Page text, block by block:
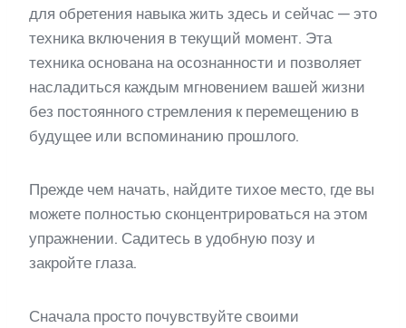
для обретения навыка жить здесь и сейчас — это
техника включения в текущий момент. Эта
техника основана на осознанности и позволяет
насладиться каждым мгновением вашей жизни
без постоянного стремления к перемещению в
будущее или вспоминанию прошлого.
Прежде чем начать, найдите тихое место, где вы
можете полностью сконцентрироваться на этом
упражнении. Садитесь в удобную позу и
закройте глаза.
Сначала просто почувствуйте своими